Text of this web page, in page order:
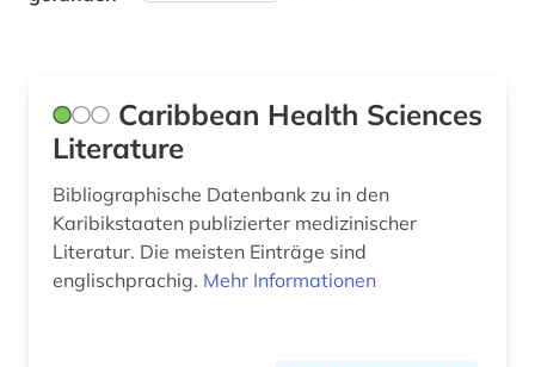
Physik (0)
Politologie (0)
Psychologie (0)
Rechtswissenschaft (0)
Caribbean Health Sciences
Literature
Bibliographische Datenbank zu in den
Karibikstaaten publizierter medizinischer
Literatur. Die meisten Einträge sind
englischprachig. Mehr Informationen